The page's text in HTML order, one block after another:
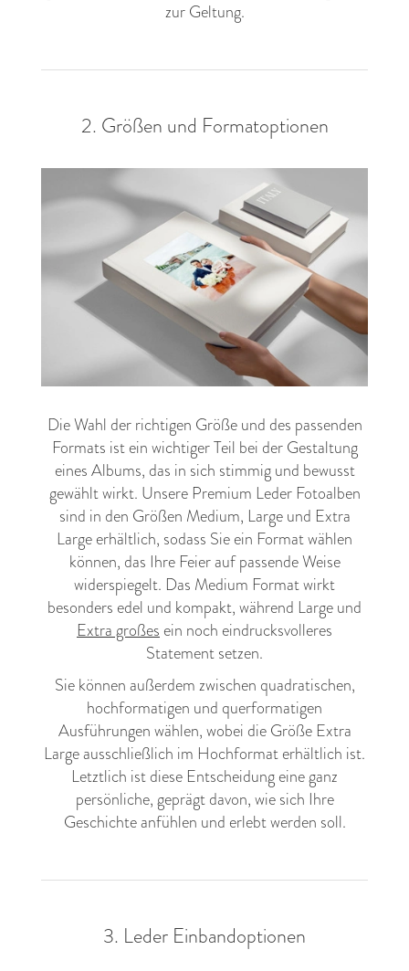
zur Geltung.
2. Größen und Formatoptionen
Die Wahl der richtigen Größe und des passenden
Formats ist ein wichtiger Teil bei der Gestaltung
eines Albums, das in sich stimmig und bewusst
gewählt wirkt. Unsere Premium Leder Fotoalben
sind in den Größen Medium, Large und Extra
Large erhältlich, sodass Sie ein Format wählen
können, das Ihre Feier auf passende Weise
widerspiegelt. Das Medium Format wirkt
besonders edel und kompakt, während Large und
Extra großes ein noch eindrucksvolleres
Statement setzen.
Sie können außerdem zwischen quadratischen,
hochformatigen und querformatigen
Ausführungen wählen, wobei die Größe Extra
Large ausschließlich im Hochformat erhältlich ist.
Letztlich ist diese Entscheidung eine ganz
persönliche, geprägt davon, wie sich Ihre
Geschichte anfühlen und erlebt werden soll.
3. Leder Einbandoptionen